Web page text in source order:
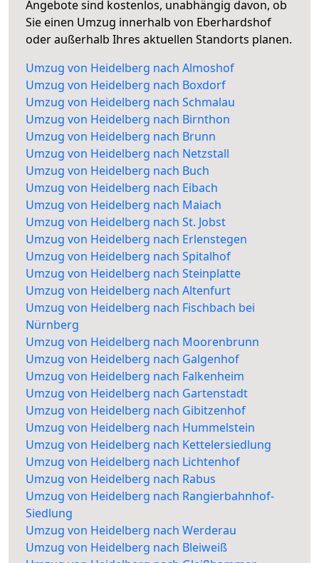
Angebote sind kostenlos, unabhängig davon, ob
Sie einen Umzug innerhalb von Eberhardshof
oder außerhalb Ihres aktuellen Standorts planen.
Umzug von Heidelberg nach Almoshof
Umzug von Heidelberg nach Boxdorf
Umzug von Heidelberg nach Schmalau
Umzug von Heidelberg nach Birnthon
Umzug von Heidelberg nach Brunn
Umzug von Heidelberg nach Netzstall
Umzug von Heidelberg nach Buch
Umzug von Heidelberg nach Eibach
Umzug von Heidelberg nach Maiach
Umzug von Heidelberg nach St. Jobst
Umzug von Heidelberg nach Erlenstegen
Umzug von Heidelberg nach Spitalhof
Umzug von Heidelberg nach Steinplatte
Umzug von Heidelberg nach Altenfurt
Umzug von Heidelberg nach Fischbach bei
Nürnberg
Umzug von Heidelberg nach Moorenbrunn
Umzug von Heidelberg nach Galgenhof
Umzug von Heidelberg nach Falkenheim
Umzug von Heidelberg nach Gartenstadt
Umzug von Heidelberg nach Gibitzenhof
Umzug von Heidelberg nach Hummelstein
Umzug von Heidelberg nach Kettelersiedlung
Umzug von Heidelberg nach Lichtenhof
Umzug von Heidelberg nach Rabus
Umzug von Heidelberg nach Rangierbahnhof-
Siedlung
Umzug von Heidelberg nach Werderau
Umzug von Heidelberg nach Bleiweiß